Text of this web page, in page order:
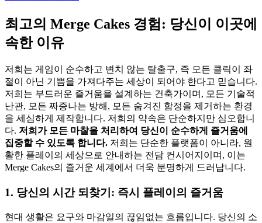
최고의 Merge Cakes 경험: 당신이 이곳에
속한 이유
저희는 게임이 순수하고 변치 않는 탈출구, 즉 모든 클릭이 좌
절이 아닌 기쁨을 가져다주는 세상이 되어야 한다고 믿습니다.
저희는 부드러운 즐거움을 설계하는 건축가이며, 모든 기술적
난관, 모든 짜증나는 방해, 모든 숨겨진 함정을 제거하는 환경
을 세심하게 제작합니다. 저희의 약속은 단순하지만 심오합니
다. 저희가 모든 마찰을 처리하여 당신이 순수하게 즐거움에
집중할 수 있도록 합니다. 저희는 단순한 플랫폼이 아니라, 원
활한 플레이의 세상으로 안내하는 전담 컨시어지이며, 이는
Merge Cakes의 즐거운 세계에서 더욱 분명하게 드러납니다.
1. 당신의 시간 되찾기: 즉시 플레이의 즐거움
현대 생활은 요구와 마감일의 끊임없는 흐름입니다. 당신의 소